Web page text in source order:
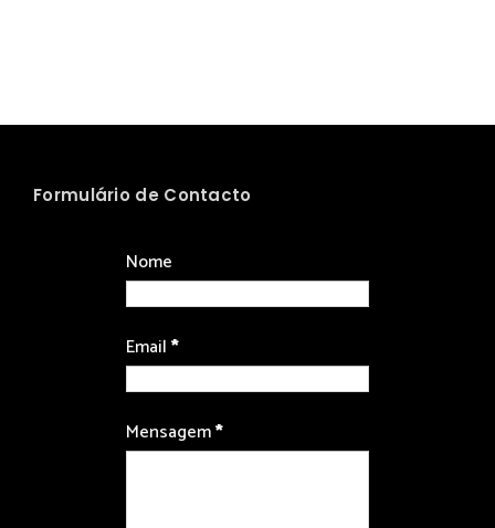
Formulário de Contacto
Nome
Email*
Mensagem*